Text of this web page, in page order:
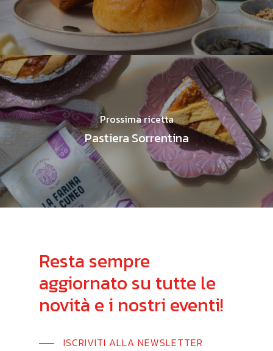
Prossima ricetta
Pastiera Sorrentina
Resta sempre
aggiornato su tutte le
novità e i nostri eventi!
ISCRIVITI ALLA NEWSLETTER